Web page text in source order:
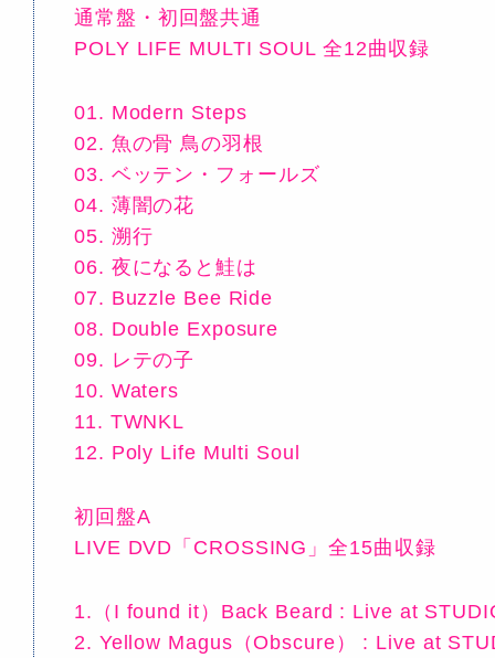
通常盤・初回盤共通
POLY LIFE MULTI SOUL 全12曲収録
01. Modern Steps
02. 魚の骨 鳥の羽根
03. ベッテン・フォールズ
04. 薄闇の花
05. 溯行
06. 夜になると鮭は
07. Buzzle Bee Ride
08. Double Exposure
09. レテの子
10. Waters
11. TWNKL
12. Poly Life Multi Soul
初回盤A
LIVE DVD「CROSSING」全15曲収録
1.（I found it）Back Beard : Live at
2. Yellow Magus（Obscure） : Live at